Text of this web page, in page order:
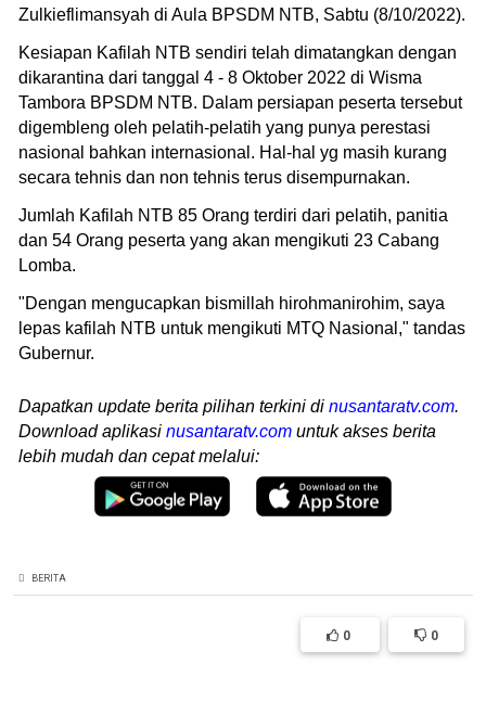
Zulkieflimansyah di Aula BPSDM NTB, Sabtu (8/10/2022).
Kesiapan Kafilah NTB sendiri telah dimatangkan dengan
dikarantina dari tanggal 4 - 8 Oktober 2022 di Wisma
Tambora BPSDM NTB. Dalam persiapan peserta tersebut
digembleng oleh pelatih-pelatih yang punya perestasi
nasional bahkan internasional. Hal-hal yg masih kurang
secara tehnis dan non tehnis terus disempurnakan.
Jumlah Kafilah NTB 85 Orang terdiri dari pelatih, panitia
dan 54 Orang peserta yang akan mengikuti 23 Cabang
Lomba.
"Dengan mengucapkan bismillah hirohmanirohim, saya
lepas kafilah NTB untuk mengikuti MTQ Nasional," tandas
Gubernur.
Dapatkan update berita pilihan terkini di nusantaratv.com.
Download aplikasi nusantaratv.com untuk akses berita
lebih mudah dan cepat melalui:
BERITA
0 0